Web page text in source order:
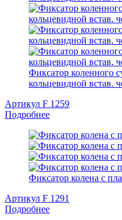
Фиксатор коленного
кольцевидной встав.
Артикул F 1259
Подробнее
Фиксатор колена с
Артикул F 1291
Подробнее